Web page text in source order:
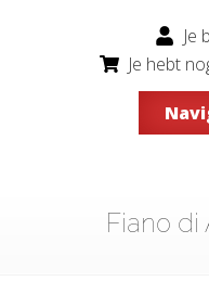
Je
Je hebt
Fiano di